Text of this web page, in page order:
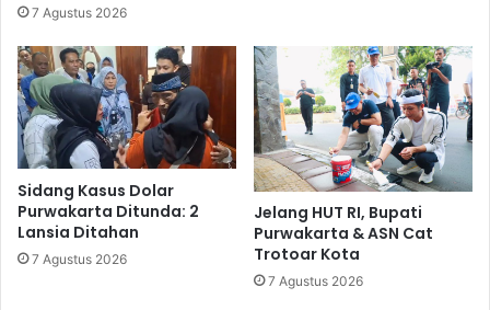
7 Agustus 2026
Sidang Kasus Dolar
Purwakarta Ditunda: 2
Lansia Ditahan
7 Agustus 2026
Jelang HUT RI, Bupati
Purwakarta & ASN Cat
Trotoar Kota
7 Agustus 2026